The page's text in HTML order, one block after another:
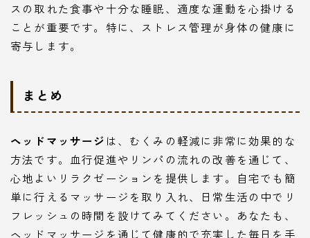
スの取れた食事や十分な睡眠、適度な運動を心掛ける
ことが重要です。特に、ストレス管理が身体の健康に
寄与します。
まとめ
ヘッドマッサージ は、むくみの軽減に非常に効果的な
方法です。血行促進やリンパの流れの改善を通じて、
心地よいリラクゼーションを提供します。自宅でも簡
単に行えるマッサージを取り入れ、日常生活の中でリ
フレッシュの時間を設けてみてください。あなたも、
ヘッドマッサージを通じて健康的で充実した毎日を手